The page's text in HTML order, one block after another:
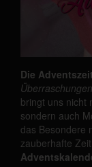
Die Adventszeit
bringt uns nicht
sondern auch
das Besondere
zauberhafte